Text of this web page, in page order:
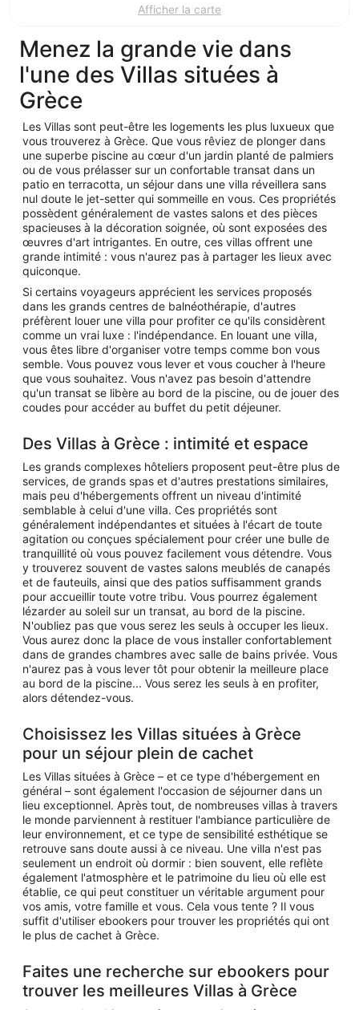
Afficher la carte
Menez la grande vie dans
l'une des Villas situées à
Grèce
Les Villas sont peut-être les logements les plus luxueux que
vous trouverez à Grèce. Que vous rêviez de plonger dans
une superbe piscine au cœur d'un jardin planté de palmiers
ou de vous prélasser sur un confortable transat dans un
patio en terracotta, un séjour dans une villa réveillera sans
nul doute le jet-setter qui sommeille en vous. Ces propriétés
possèdent généralement de vastes salons et des pièces
spacieuses à la décoration soignée, où sont exposées des
œuvres d'art intrigantes. En outre, ces villas offrent une
grande intimité : vous n'aurez pas à partager les lieux avec
quiconque.
Si certains voyageurs apprécient les services proposés
dans les grands centres de balnéothérapie, d'autres
préfèrent louer une villa pour profiter ce qu'ils considèrent
comme un vrai luxe : l'indépendance. En louant une villa,
vous êtes libre d'organiser votre temps comme bon vous
semble. Vous pouvez vous lever et vous coucher à l'heure
que vous souhaitez. Vous n'avez pas besoin d'attendre
qu'un transat se libère au bord de la piscine, ou de jouer des
coudes pour accéder au buffet du petit déjeuner.
Des Villas à Grèce : intimité et espace
Les grands complexes hôteliers proposent peut-être plus de
services, de grands spas et d'autres prestations similaires,
mais peu d'hébergements offrent un niveau d'intimité
semblable à celui d'une villa. Ces propriétés sont
généralement indépendantes et situées à l'écart de toute
agitation ou conçues spécialement pour créer une bulle de
tranquillité où vous pouvez facilement vous détendre. Vous
y trouverez souvent de vastes salons meublés de canapés
et de fauteuils, ainsi que des patios suffisamment grands
pour accueillir toute votre tribu. Vous pourrez également
lézarder au soleil sur un transat, au bord de la piscine.
N'oubliez pas que vous serez les seuls à occuper les lieux.
Vous aurez donc la place de vous installer confortablement
dans de grandes chambres avec salle de bains privée. Vous
n'aurez pas à vous lever tôt pour obtenir la meilleure place
au bord de la piscine... Vous serez les seuls à en profiter,
alors détendez-vous.
Choisissez les Villas situées à Grèce
pour un séjour plein de cachet
Les Villas situées à Grèce – et ce type d'hébergement en
général – sont également l'occasion de séjourner dans un
lieu exceptionnel. Après tout, de nombreuses villas à travers
le monde parviennent à restituer l'ambiance particulière de
leur environnement, et ce type de sensibilité esthétique se
retrouve sans doute aussi à ce niveau. Une villa n'est pas
seulement un endroit où dormir : bien souvent, elle reflète
également l'atmosphère et le patrimoine du lieu où elle est
établie, ce qui peut constituer un véritable argument pour
vos amis, votre famille et vous. Cela vous tente ? Il vous
suffit d'utiliser ebookers pour trouver les propriétés qui ont
le plus de cachet à Grèce.
Faites une recherche sur ebookers pour
trouver les meilleures Villas à Grèce